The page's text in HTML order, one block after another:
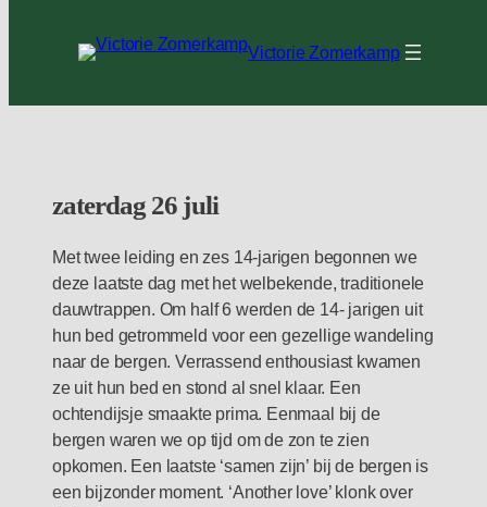
Victorie Zomerkamp
zaterdag 26 juli
Met twee leiding en zes 14-jarigen begonnen we
deze laatste dag met het welbekende, traditionele
dauwtrappen. Om half 6 werden de 14- jarigen uit
hun bed getrommeld voor een gezellige wandeling
naar de bergen. Verrassend enthousiast kwamen
ze uit hun bed en stond al snel klaar. Een
ochtendijsje smaakte prima. Eenmaal bij de
bergen waren we op tijd om de zon te zien
opkomen. Een laatste ‘samen zijn’ bij de bergen is
een bijzonder moment. ‘Another love’ klonk over